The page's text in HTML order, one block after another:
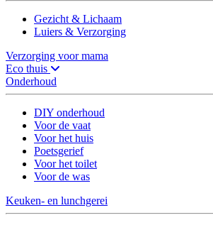
Gezicht & Lichaam
Luiers & Verzorging
Verzorging voor mama
Eco thuis
Onderhoud
DIY onderhoud
Voor de vaat
Voor het huis
Poetsgerief
Voor het toilet
Voor de was
Keuken- en lunchgerei